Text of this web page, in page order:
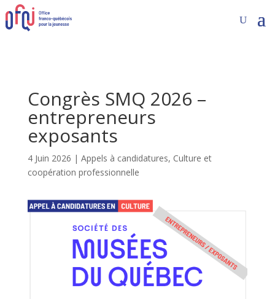
Congrès SMQ 2026 –
entrepreneurs
exposants
4 Juin 2026 | Appels à candidatures, Culture et
coopération professionnelle